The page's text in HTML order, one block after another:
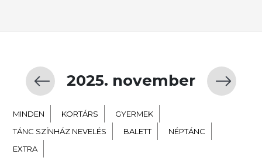
2025. november
MINDEN KORTÁRS
GYERMEK
TÁNC SZÍNHÁZ NEVELÉS
BALETT
NÉPTÁNC
EXTRA